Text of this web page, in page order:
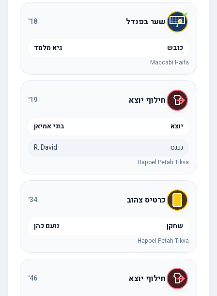
שער בפנדל 18
'
כובש גיא מלמד
Maccabi Haifa
חילוף יוצא 19
'
יוצא בוני אמיאן
נכנס R. David
Hapoel Petah Tikva
כרטיס צהוב 34
'
שחקן נועם כהן
Hapoel Petah Tikva
חילוף יוצא 46
'